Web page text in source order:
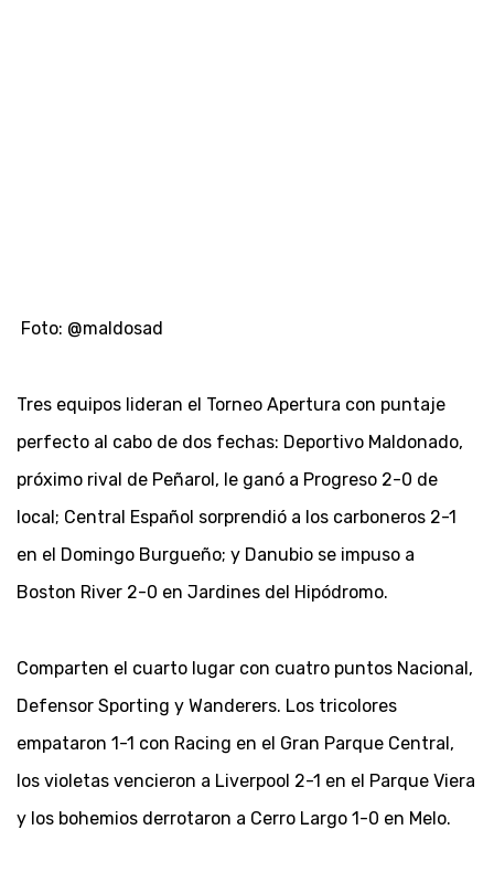
Foto: @maldosad
Tres equipos lideran el Torneo Apertura con puntaje
perfecto al cabo de dos fechas: Deportivo Maldonado,
próximo rival de Peñarol, le ganó a Progreso 2-0 de
local; Central Español sorprendió a los carboneros 2-1
en el Domingo Burgueño; y Danubio se impuso a
Boston River 2-0 en Jardines del Hipódromo.
Comparten el cuarto lugar con cuatro puntos Nacional,
Defensor Sporting y Wanderers. Los tricolores
empataron 1-1 con Racing en el Gran Parque Central,
los violetas vencieron a Liverpool 2-1 en el Parque Viera
y los bohemios derrotaron a Cerro Largo 1-0 en Melo.